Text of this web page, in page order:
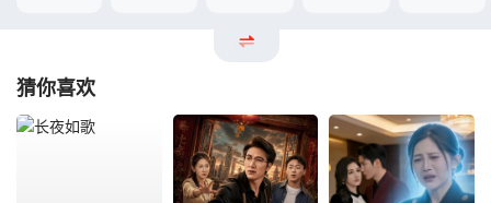
猜你喜欢